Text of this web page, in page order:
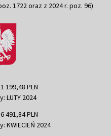
1722 oraz z 2024 r. poz. 96)
199,48 PLN
LUTY 2024
491,84 PLN
KWIECIEŃ 2024